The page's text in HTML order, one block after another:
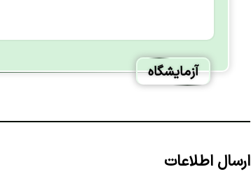
آزمایشگاه
ارسال اطلاعات